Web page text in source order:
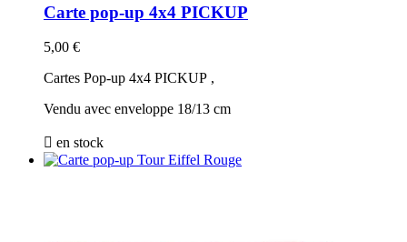
Carte pop-up 4x4 PICKUP
5,00 €
Cartes Pop-up 4x4 PICKUP ,
Vendu avec enveloppe 18/13 cm
 en stock